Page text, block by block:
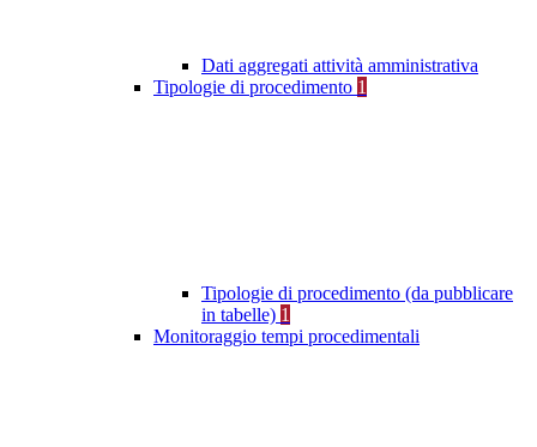
Dati aggregati attività amministrativa
Tipologie di procedimento 1
Tipologie di procedimento (da pubblicare
in tabelle) 1
Monitoraggio tempi procedimentali